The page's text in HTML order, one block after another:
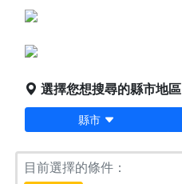
點燈服務
堪輿/風水
選擇您想搜尋的縣市地區
縣市
目前選擇的條件：